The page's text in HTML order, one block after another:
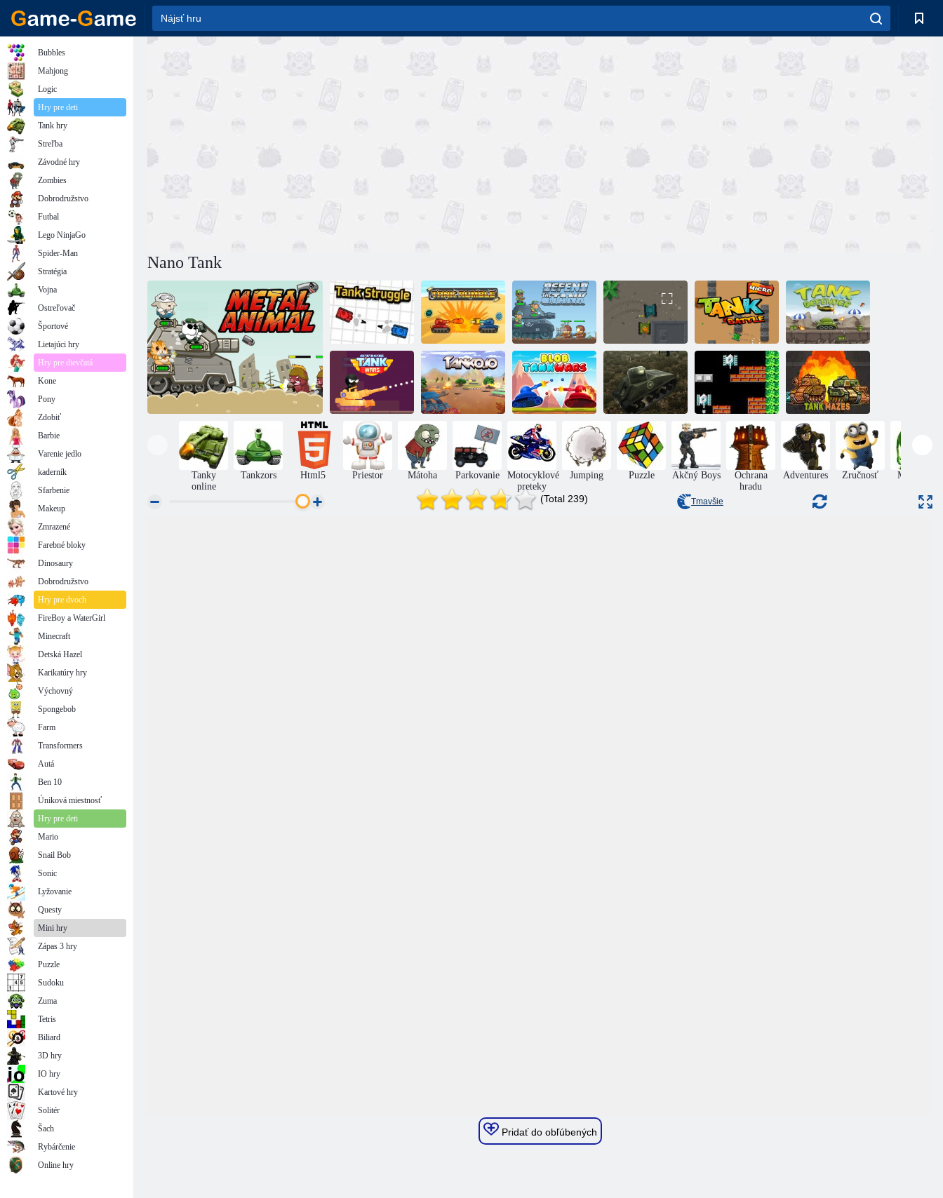
Nano Tank
Boj nádrž Rachot tankov Ochrana nádrže Tank Aréna
Bitka s
mikraďankami
Ochrana nádrže
Stickman: Tank
Wars
Tanko. io
Bubble Tank
Vojenský
tankový
simulátor
Tanková bitka
90
Tankové
labyrinty
Tanky
online
Tankzors Html5 Priestor Mátoha Parkovanie
Motocyklové
preteky
Jumping Puzzle Akčný Boys
Ochrana
hradu
Adventures Zručnosť Monsters
(Total 239) Tmavšie
Pridať do obľúbených
Bubbles
Mahjong
Logic
Hry pre deti
Tank hry
Streľba
Závodné hry
Zombies
Dobrodružstvo
Futbal
Lego NinjaGo
Spider-Man
Stratégia
Vojna
Ostreľovač
Športové
Lietajúci hry
Hry pre dievčatá
Kone
Pony
Zdobiť
Barbie
Varenie jedlo
kaderník
Sfarbenie
Makeup
Zmrazené
Farebné bloky
Dinosaury
Dobrodružstvo
Hry pre dvoch
FireBoy a WaterGirl
Minecraft
Detská Hazel
Karikatúry hry
Výchovný
Spongebob
Farm
Transformers
Autá
Ben 10
Úniková miestnosť
Hry pre deti
Mario
Snail Bob
Sonic
Lyžovanie
Questy
Mini hry
Zápas 3 hry
Puzzle
Sudoku
Zuma
Tetris
Biliard
3D hry
IO hry
Kartové hry
Solitér
Šach
Rybárčenie
Online hry